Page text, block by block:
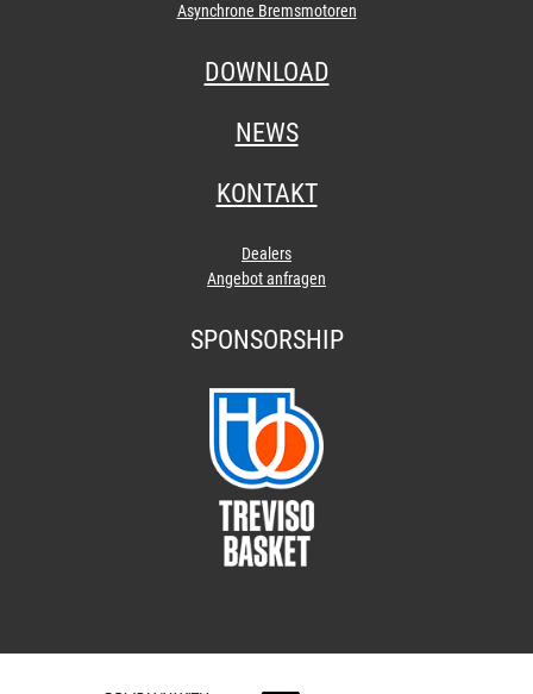
Asynchrone Bremsmotoren
DOWNLOAD
NEWS
KONTAKT
Dealers
Angebot anfragen
SPONSORSHIP